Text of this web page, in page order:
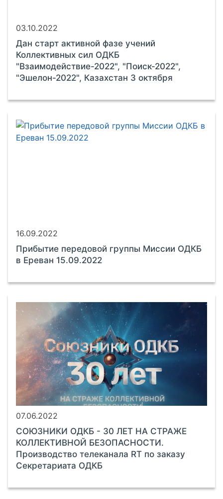
03.10.2022
Дан старт активной фазе учений
Коллективных сил ОДКБ
"Взаимодействие-2022", "Поиск-2022",
"Эшелон-2022", Казахстан 3 октября
16.09.2022
Прибытие передовой группы Миссии ОДКБ
в Ереван 15.09.2022
07.06.2022
СОЮЗНИКИ ОДКБ - 30 ЛЕТ НА СТРАЖЕ
КОЛЛЕКТИВНОЙ БЕЗОПАСНОСТИ.
Производство телеканала RT по заказу
Секретариата ОДКБ